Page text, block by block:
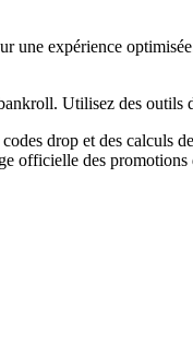
une expérience
Utilisez des
drop et des calculs
officielle des promotions